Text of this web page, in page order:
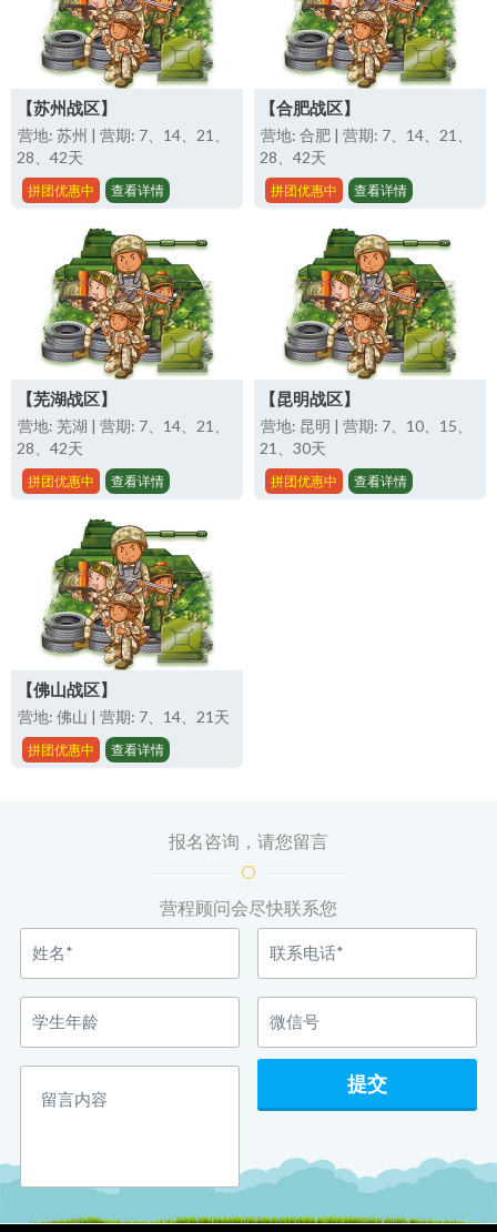
【苏州战区】
营地: 苏州 | 营期: 7、14、21、
28、42天
拼团优惠中 查看详情
【合肥战区】
营地: 合肥 | 营期: 7、14、21、
28、42天
拼团优惠中 查看详情
【芜湖战区】
营地: 芜湖 | 营期: 7、14、21、
28、42天
拼团优惠中 查看详情
【昆明战区】
营地: 昆明 | 营期: 7、10、15、
21、30天
拼团优惠中 查看详情
【佛山战区】
营地: 佛山 | 营期: 7、14、21天
拼团优惠中 查看详情
报名咨询，请您留言
营程顾问会尽快联系您